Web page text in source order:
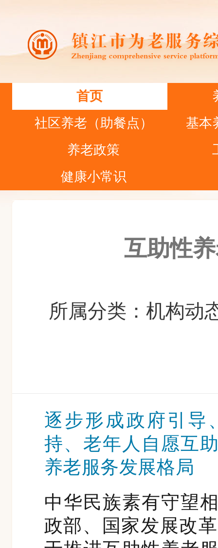
首页
社区养老（助餐点）
基本
养老政策
健康小常识
互助性
所属分类：机构
逐步形成政府引导
持、老年人自愿互
养老服务发展格局
中华民族素有守望
政部、国家发展改